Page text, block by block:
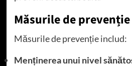
Măsurile de prevenție
Măsurile de prevenție includ:
Menținerea unui nivel